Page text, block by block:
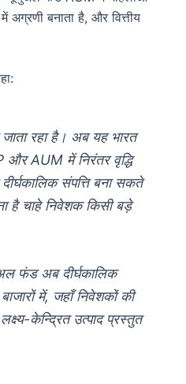
बनाता है, और वित्तीय
रहा है। अब यह भारत
AUM में निरंतर वृद्धि
संपत्ति बना सकते
है चाहे निवेशक किसी बड़े
फंड अब दीर्घकालिक
में, जहाँ निवेशकों की
केन्द्रित उत्पाद प्रस्तुत